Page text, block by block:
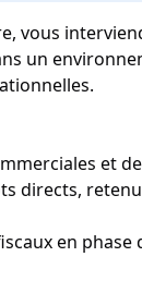
vous
un
et
directs,
en phase